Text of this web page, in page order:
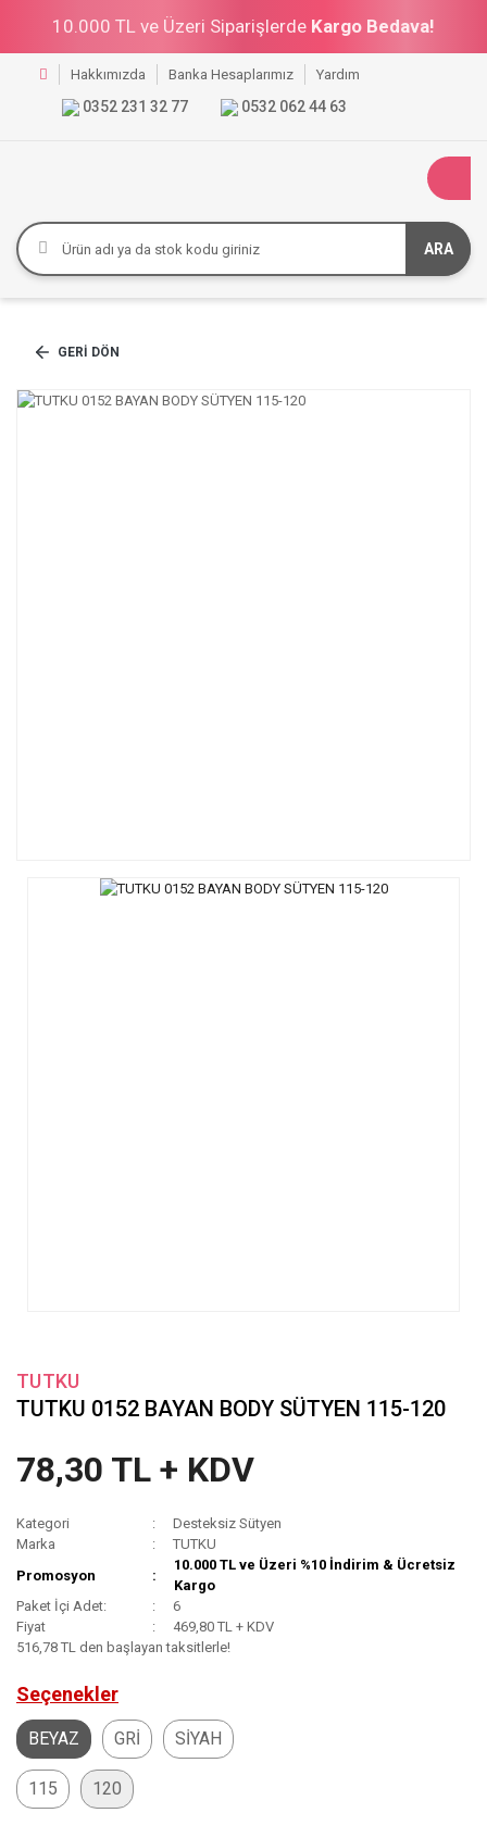
10.000 TL ve Üzeri Siparişlerde Kargo Bedava!
Hakkımızda Banka Hesaplarımız Yardım
0352 231 32 77 0532 062 44 63
ARA
GERI DÖN
TUTKU
TUTKU 0152 BAYAN BODY SÜTYEN 115-120
78,30 TL + KDV
Kategori
Desteksiz Sütyen
Marka
TUTKU
Promosyon
10.000 TL ve Üzeri %10 İndirim & Ücretsiz
Kargo
Paket İçi Adet:
6
Fiyat
469,80 TL + KDV
516,78 TL den başlayan taksitlerle!
Seçenekler
BEYAZ GRİ SİYAH
115 120